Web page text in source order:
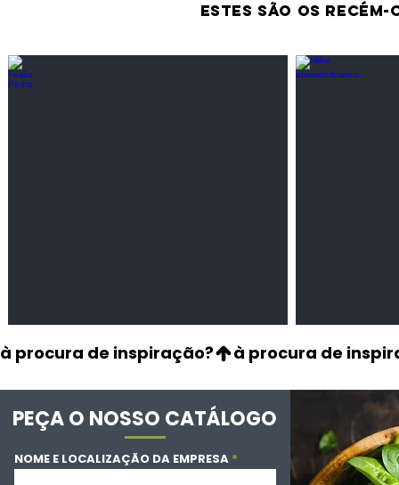
estes são os recém-
Feijão Pedra
Leguminosas
Milho
à procura de inspiração?
PEÇA O NOSSO CATÁLOGO
NOME E LOCALIZAÇÃO DA EMPRESA